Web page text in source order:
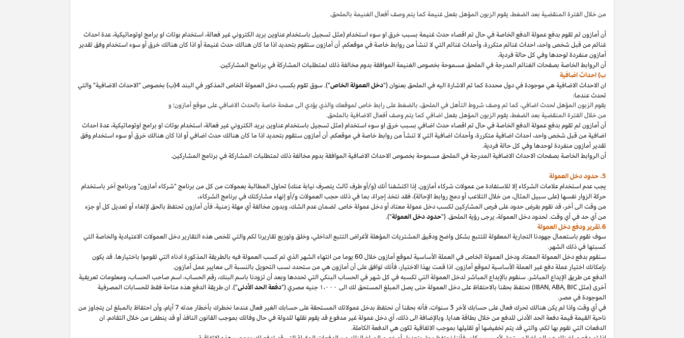
من خلال الفترة المنقضية بعد الضغط، يقوم الزبون المؤهل بفعل غنيمة كما يتم وصف أفعال الغنيمة بالملحق.
أن أمازون لم تقوم بدفع عمولة الدفع الخاصة في حال تم اقصاء حدث غنيمة بسبب خرق او سوء استخدام (مثل تسجيل باستخدام عناوين بريد الكتروني غير فعالة، استخدام بوتات او برامج اوتوماتيكية،عدة احداث
غنائم من قبل شخصواحد، احداث غنائم متكررة،وأحداث غنائم التي لا تنشأ من روابط خاصة في موقعكم. أن أمازون ستقوم بتحديد اذا ما كان هنالك حدث غنيمة أو اذا كان هنالك خرق أو سوء استخدام وفق تقدير
أمازون منفردة لوحدها وفي كل حالة فردية.
أن الروابط الخاصة بصفحات الغنائم المدرجة في الملحق مسموحة بخصوص الغنيمة الموافقة بدوم مخالفة ذلك لمتطلبات المشاركة في برنامج المشاركين.
ب) احداث اضافية
ان الاحداث الاضافية هي موجودة في دول محددة كما تم الاشارة اليه في الملحق بعنوان ("دخل العمولة الخاص
"). سوق تقوم بكسب دخل العمولة الخاص المذكور في البند 4(ب) بخصوص "الاحداث الاضافية" والتي
تحدث عندما:
يقوم الزبون المؤهل لحدث اضافي، كما تم وصف شروط التأهل في الملحق، بالضغط على رابط خاص لموقعك والذي يؤدي الى صفحة خاصة بالحدث الاضافي على موقع أمازون؛ و
من خلال الفترة المنقضية بعد الضغط، يقوم الزبون المؤهل بفعل اضافي كما يتم وصف أفعال الاضافية بالملحق.
أن أمازون لم تقوم بدفع عمولة الدفع الخاصة في حال تم اقصاء حدث اضافي بسبب خرق او سوء استخدام (مثل تسجيل باستخدام عناوين بريد الكتروني غيرفعالة، استخدام بوتات او برامج اوتوماتيكية،عدة احداث
اضافية من قبل شخصواحد، احداث اضافية متكررة،وأحداث اضافية التي لا تنشأ من روابط خاصة في موقعكم. أن أمازون ستقوم بتحديد اذا ما كان هنالك حدث اضافي أو اذا كان هنالك خرق أو سوء استخدام وفق
تقدير أمازون منفردة لوحدها وفي كل حالة فردية.
أن الروابط الخاصة بصفحات الاحداث الاضافية المدرجة في الملحق مسموحة بخصوص الاحداث الاضافية الموافقة بدوم مخالفة ذلك لمتطلبات المشاركة في برنامج المشاركين.
5. حدود دخل العمولة
يجب عدم استخدام علامات الشركاء إلا للاستفادة من عمولات شركاء أمازون. إذا اكتشفنا أنك (و/أو طرف ثالث يتصرف نيابة عنك) تحاول المطالبة بعمولات من كل من برنامج "شركاء أمازون" وبرنامج آخر باستخدام
حركة الزوار نفسها (على سبيل المثال، من خلال التلاعب أو دمج روابط الإحالة)، فقد نتخذ إجراءً، بما في ذلك حجب العمولات و/أو إنهاء مشاركتك في برنامج الشركاء.
من وقت الىأخر،قد نقوم بفرض حدود على فرص المشاركين لكسب دخل عمولة معتاد أو دخل عمولة خاص. لضمان عدم الشك،وبدون مخالفة أي مهلةزمنية،فأن أمازون تحتفظ بالحق لإلغاء أو تعديل كل أو جزء
من أي حد في أي وقت. لحدود دخل العمولة، يرجى رؤية الملحق. ("حدود دخل العمولة").
6.تقرير ودفع دخل العمولة
سوف نقوم باستعمال جهودنا التجارية المعقولة للتتبع بشكل واضح ودقيق المشتريات المؤهلة لأغراض التتبع الداخلي،وخلق وتوزيع تقاريرنا لكم والتي تلخص هذه التقارير دخل العمولات الاعتيادية والخاصة التي
كسبتها في ذلك الشهر.
سنقوم بدفع دخل العمولة المعتاد ودخل العمولة الخاص في العملة الأساسية لموقع أمازون خلال 60 يوما من انتهاء الشهر الذي تم كسب العمولة فيه بالطريقة المذكورة ادناه التي تقوموا باختيارها. قد يكون
بإمكانك اختيار عملة دفع غير العملة الأساسية لموقع أمازون. اذا قمت بهذا الاختيار،فأنك توافق على أن أمازون هي من ستحدد نسب التحويل بالنسبة الى معايير عمل أمازون.
الدفع عن طريق الإيداع المباشر. سنقوم بالإيداع المباشر لدخل العمولة التي تكسبه في كل شهر في الحساب البنكي التي تحددها وبعد أن تزودنا باسم البنك،رقم الحساب، اسم صاحب الحساب،ومعلومات تعريفية
أخرى (مثل
IBAN,ABA, BIC ) نحتفظ بحقنا بالاحتفاظ على دخل العمولة حتى يصل المبلغ المستحق لك الى ١٬٠٠٠ جنيه مصري("دفعة الحد الأدنى")
. انطريقة الدفعهذه متاحةفقط للحسابات المصرفية
الموجودةفي مصر.
في أي وقتواذا لم يكن هنالك تحرك فعال على حسابك لأخر 3 سنوات،فأنه بحقنا أن نحتفظ بدخل عمولاتك المستحقة على حسابك الغير فعالعندما نخطرك بأخطار مدته 7 أيام،وأن احتفاظ بالمبلغ لن يتجاوز من
ناحية القيمة قيمة دفعة الحد الأدنى للدفع من خلال بطاقة هدايا. وبالإضافة الىذلك،أي دخل عمولة غير مدفوع قد يقوم نقلها للدولة في حال وفاتك بموجب القانون النافذ أو قد ينطفئ من خلال التقادم. ان
الدفعات التي نقوم بها لكم،والتي قد يتم تخفيضها أو تقليلها بموجب الاتفاقية تكون هي الدفعة الكاملة.